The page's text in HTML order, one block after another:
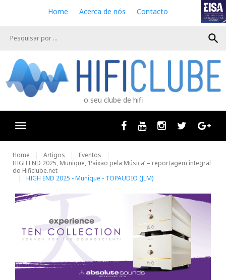
e
Home Acerca de nós Contacto
search
o seu clube de hifi
Facebook
Youtube InstagramTwitter
Home Artigos
Eventos
HIGH END 2025, Munique, ‘Paixão pela Música’ – reportagem integral
do Hificlube.net
HIGH END 2025 - Munique - TOPAUDIO (JLM)